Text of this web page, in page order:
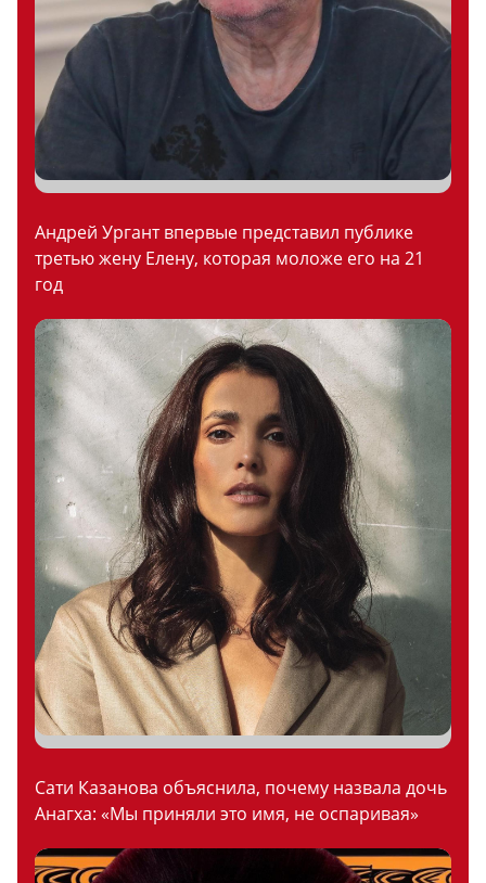
Андрей Ургант впервые представил публике
третью жену Елену, которая моложе его на 21
год
Сати Казанова объяснила, почему назвала дочь
Анагха: «Мы приняли это имя, не оспаривая»